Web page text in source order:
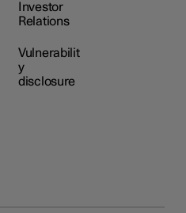
Investor
Relations
Vulnerabilit
y
disclosure